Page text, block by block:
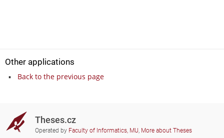
Other applications
Back to the previous page
Theses.cz
Operated by Faculty of Informatics, MU, More about Theses